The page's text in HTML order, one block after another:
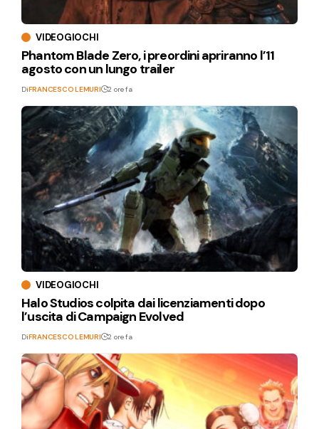
VIDEOGIOCHI
Phantom Blade Zero, i preordini apriranno l’11
agosto con un lungo trailer
DiFRANCESCO LEMURI 2 ore fa
VIDEOGIOCHI
Halo Studios colpita dai licenziamenti dopo
l’uscita di Campaign Evolved
DiFRANCESCO LEMURI 2 ore fa